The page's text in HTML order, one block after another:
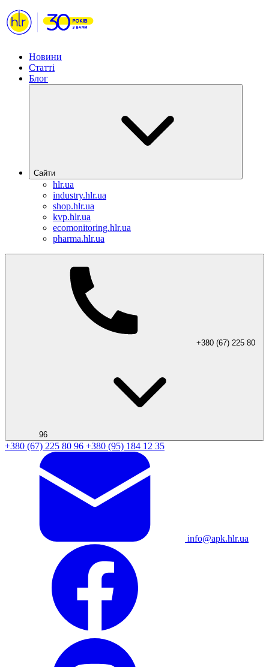
Новини
Статті
Блог
Сайти
hlr.ua
industry.hlr.ua
shop.hlr.ua
kvp.hlr.ua
ecomonitoring.hlr.ua
pharma.hlr.ua
+380 (67) 225 80
96
+380 (67) 225 80 96 +380 (95) 184 12 35
info@apk.hlr.ua